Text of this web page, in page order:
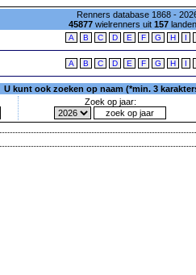
Renners database 1868 -
45877wielrenners uit 157
A B C D E F G H I
A B C D E F G H I
U kunt ook zoeken op naam (*min. 3
Zoek op jaar: